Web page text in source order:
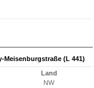
Meisenburgstraße (L 441)
Land
NW